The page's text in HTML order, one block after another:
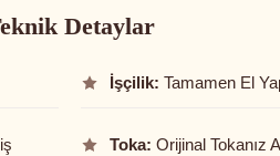
Detaylar
İşçilik: Tamamen El
Toka: Orijinal Tokanız